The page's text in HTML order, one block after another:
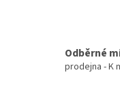
Odběrné
prodejna - K